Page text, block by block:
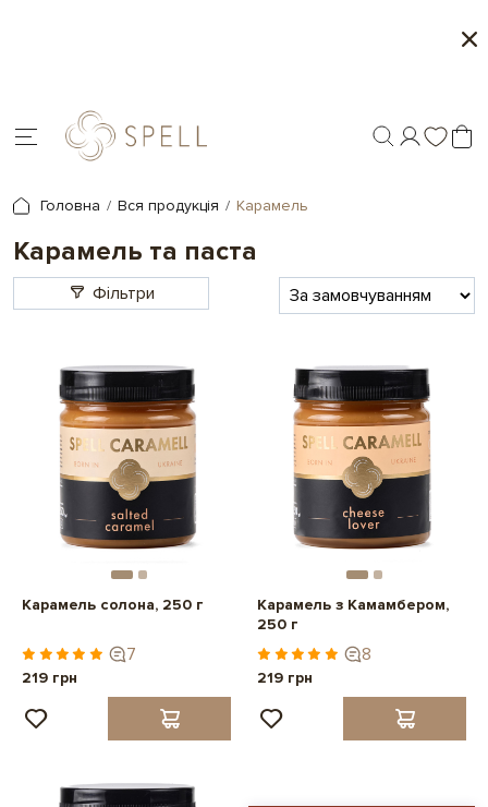
Головна Вся продукція Карамель
Карамель та паста
Фільтри
Карамель солона, 250 г
7
219 грн
Карамель з Камамбером,
250 г
8
219 грн